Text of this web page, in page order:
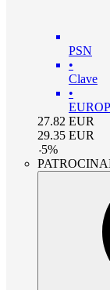
PSN
•
Clave
•
27.82 EUR
29.35 EUR
-5%